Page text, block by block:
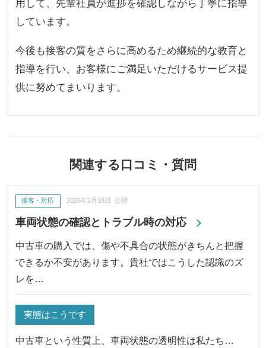
用して、先輩社員が進捗を確認しながら丁寧に指導
しています。
今後も接客の質をさらに高めるため継続的な教育と
指導を行い、お客様にご満足いただけるサービス提
供に努めてまいります。
関連する口コミ・質問
車両状態の確認とトラブル時の対応
接客・対応 2026年2月18日 公開
中古車の購入では、傷や不具合の状態がきちんと把握
できるか不安があります。貴社ではこうした認識のズ
レを…
実態はこうです
中古車という性質上、車両状態の透明性は私たち…